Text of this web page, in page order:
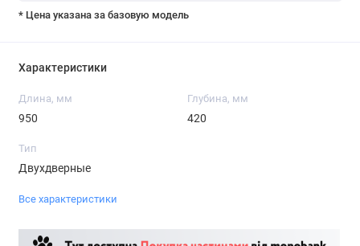
* Цена указана за базовую модель
Характеристики
Длина, мм
950
Глубина, мм
420
Тип
Двухдверные
Все характеристики